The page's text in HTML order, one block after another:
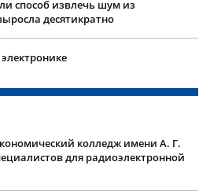
способ извлечь шум из
десятикратно
колледж имени А. Г.
для радиоэлектронной